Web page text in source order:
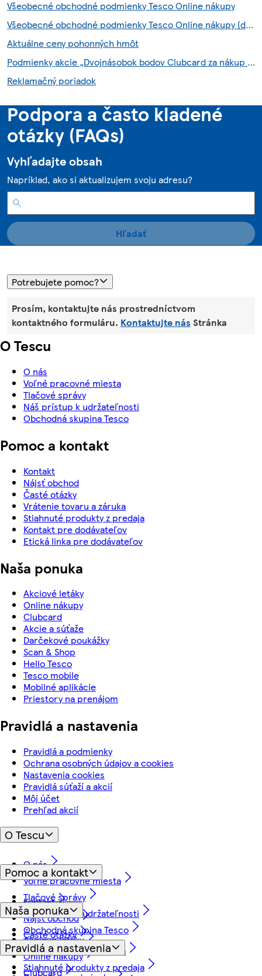
Všeobecné obchodné podmienky Tesco Online nákupy
Všeobecné obchodné podmienky Tesco Online nákupy (do 6.8.2026)
Aktuálne ceny pohonných hmôt
Podmienky akcie „Dvojnásobok bodov Clubcard za nákup so službou Scan & Shop“
Reklamačný poriadok
Podpora a často kladené
otázky (FAQs)
Vyhľadajte obsah
Napríklad, ako si aktualizujem svoju adresu?
Hľadať
Potrebujete pomoc?
Prosím, kontaktujte nás prostredníctvom
kontaktného formuláru. Kontaktujte nás Stránka
O Tescu
O nás
Voľné pracovné miesta
Tlačové správy
Náš prístup k udržateľnosti
Obchodná skupina Tesco
Pomoc a kontakt
Kontakt
Nájsť obchod
Časté otázky
Vrátenie tovaru a záruka
Stiahnuté produkty z predaja
Kontakt pre dodávateľov
Etická linka pre dodávateľov
Naša ponuka
Akciové letáky
Online nákupy
Clubcard
Akcie a súťaže
Darčekové poukážky
Scan & Shop
Hello Tesco
Tesco mobile
Mobilné aplikácie
Priestory na prenájom
Pravidlá a nastavenia
Pravidlá a podmienky
Ochrana osobných údajov a cookies
Nastavenia cookies
Pravidlá súťaží a akcií
Môj účet
Prehľad akcií
O Tescu
O nás
Voľné pracovné miesta
Tlačové správy
Náš prístup k udržateľnosti
Obchodná skupina Tesco
Pomoc a kontakt
Kontakt
Nájsť obchod
Časté otázky
Vrátenie tovaru a záruka
Stiahnuté produkty z predaja
Naša ponuka
Akciové letáky
Online nákupy
Clubcard
Pravidlá a nastavenia